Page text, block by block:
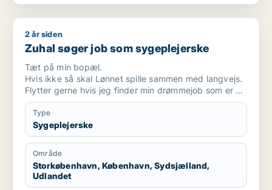
Zuhal søger job som sygeplejerske
2 år siden
Zuhal søger job som sygeplejerske
Tæt på min bopæl.
Hvis ikke så skal Lønnet spille sammen med langvejs.
Flytter gerne hvis jeg finder min drømmejob som er et
sted jeg trives godt.
Type
Sygeplejerske
Område
Storkøbenhavn, København, Sydsjælland,
Udlandet